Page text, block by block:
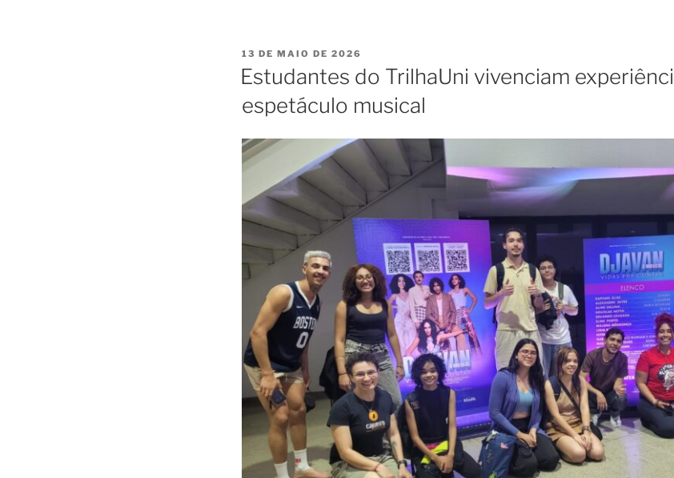
13 DE MAIO DE 2026
Estudantes do TrilhaUni vivenciam
espetáculo musical